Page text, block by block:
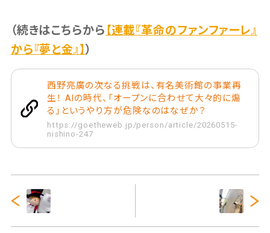
（続きはこちらから 【連載『革命のファンファーレ』
から『夢と金』】 ）
西野亮廣の次なる挑戦は、有名美術館の事業再
生！ AIの時代、「オープンに合わせて大々的に煽
る」というやり方が危険なのはなぜか？
https://goetheweb.jp/person/article/20260515-
nishino-247